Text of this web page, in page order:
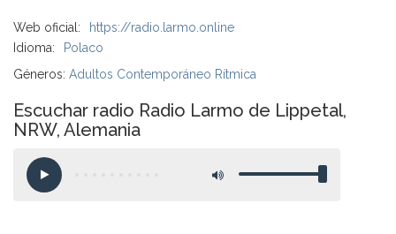
Web oficial:
https://radio.larmo.online
Idioma:
Polaco
Géneros: Adultos Contemporáneo Rítmica
Escuchar radio Radio Larmo de Lippetal,
NRW, Alemania